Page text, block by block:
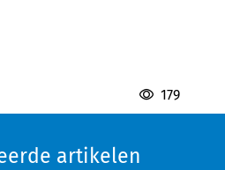
179
artikelen